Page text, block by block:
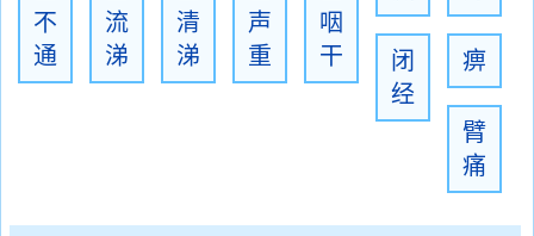
不
通
流
涕
清
涕
声
重
咽
干
闭
经
痹
臂
痛